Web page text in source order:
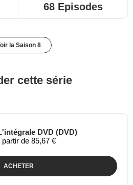
68 Episodes
la Saison 8
cette série
DVD (DVD)
partir de 85,67 €
ACHETER